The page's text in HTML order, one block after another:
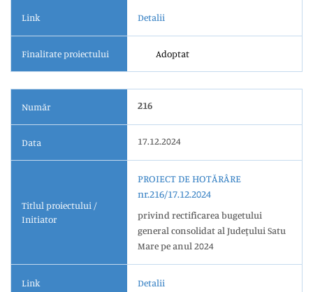
Link Detalii
Finalitate proiectului Adoptat
Număr 216
Data 17.12.2024
Titlul proiectului /
Initiator
PROIECT DE HOTĂRÂRE
nr.216/17.12.2024
privind rectificarea bugetului
general consolidat al Judeţului Satu
Mare pe anul 2024
Link Detalii